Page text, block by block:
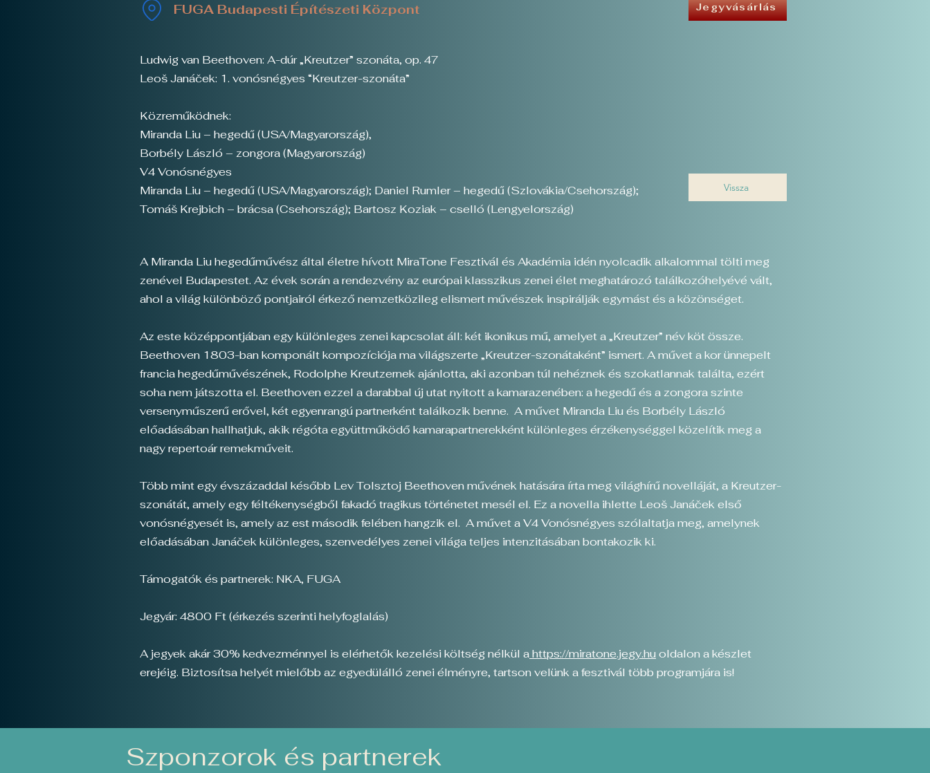
FUGA Budapesti Építészeti Központ
Jegyvásárlás
Ludwig van Beethoven: A-dúr „Kreutzer” szonáta, op. 47
Leoš Janáček: 1. vonósnégyes “Kreutzer-szonáta”
Közreműködnek:
Miranda Liu – hegedű (USA/Magyarország),
Borbély László – zongora (Magyarország)
V4 Vonósnégyes
Miranda Liu – hegedű (USA/Magyarország); Daniel Rumler – hegedű (Szlovákia/Csehország);
Tomáš Krejbich – brácsa (Csehország); Bartosz Koziak – cselló (Lengyelország)
Vissza
A Miranda Liu hegedűművész által életre hívott MiraTone Fesztivál és Akadémia idén nyolcadik alkalommal tölti meg
zenével Budapestet. Az évek során a rendezvény az európai klasszikus zenei élet meghatározó találkozóhelyévé vált,
ahol a világ különböző pontjairól érkező nemzetközileg elismert művészek inspirálják egymást és a közönséget.
Az este középpontjában egy különleges zenei kapcsolat áll: két ikonikus mű, amelyet a „Kreutzer” név köt össze.
Beethoven 1803-ban komponált kompozíciója ma világszerte „Kreutzer-szonátaként” ismert. A művet a kor ünnepelt
francia hegedűművészének, Rodolphe Kreutzernek ajánlotta, aki azonban túl nehéznek és szokatlannak találta, ezért
soha nem játszotta el. Beethoven ezzel a darabbal új utat nyitott a kamarazenében: a hegedű és a zongora szinte
versenyműszerű erővel, két egyenrangú partnerként találkozik benne. A művet Miranda Liu és Borbély László
előadásában hallhatjuk, akik régóta együttműködő kamarapartnerekként különleges érzékenységgel közelítik meg a
nagy repertoár remekműveit.
Több mint egy évszázaddal később Lev Tolsztoj Beethoven művének hatására írta meg világhírű novelláját, a Kreutzer-
szonátát, amely egy féltékenységből fakadó tragikus történetet mesél el. Ez a novella ihlette Leoš Janáček első
vonósnégyesét is, amely az est második felében hangzik el. A művet a V4 Vonósnégyes szólaltatja meg, amelynek
előadásában Janáček különleges, szenvedélyes zenei világa teljes intenzitásában bontakozik ki.
Támogatók és partnerek: NKA, FUGA
Jegyár: 4800 Ft (érkezés szerinti helyfoglalás)
A jegyek akár 30% kedvezménnyel is elérhetők kezelési költség nélkül ahttps://miratone.jegy.hu oldalon a készlet
erejéig. Biztosítsa helyét mielőbb az egyedülálló zenei élményre, tartson velünk a fesztivál több programjára is!
Szponzorok és partnerek